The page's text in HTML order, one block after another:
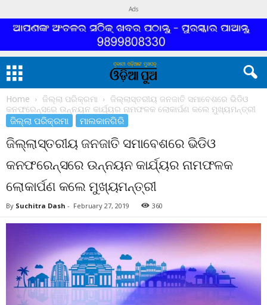
Ads
Home ଜିଲ୍ଲା ପରିକ୍ରମା
ଜିଲ୍ଲାସ୍ତରୀୟ ଜନଜାତି ସମାବେଶରେ ଭିଡିଓ
କନଫରେନ୍ସରେ ଉନ୍ନୟନ କାର୍ଯ୍ୟର ନାମଫଳକ ଲୋକାର୍ପଣ କଲେ ମୁଖ୍ୟମନ୍ତ୍ରୀ
ଜିଲ୍ଲା ପରିକ୍ରମା ମାଲକାନଗିରି
ଜିଲ୍ଲାସ୍ତରୀୟ ଜନଜାତି ସମାବେଶରେ ଭିଡିଓ
କନଫରେନ୍ସରେ ଉନ୍ନୟନ କାର୍ଯ୍ୟର ନାମଫଳକ
ଲୋକାର୍ପଣ କଲେ ମୁଖ୍ୟମନ୍ତ୍ରୀ
By Suchitra Dash - February 27, 2019 360